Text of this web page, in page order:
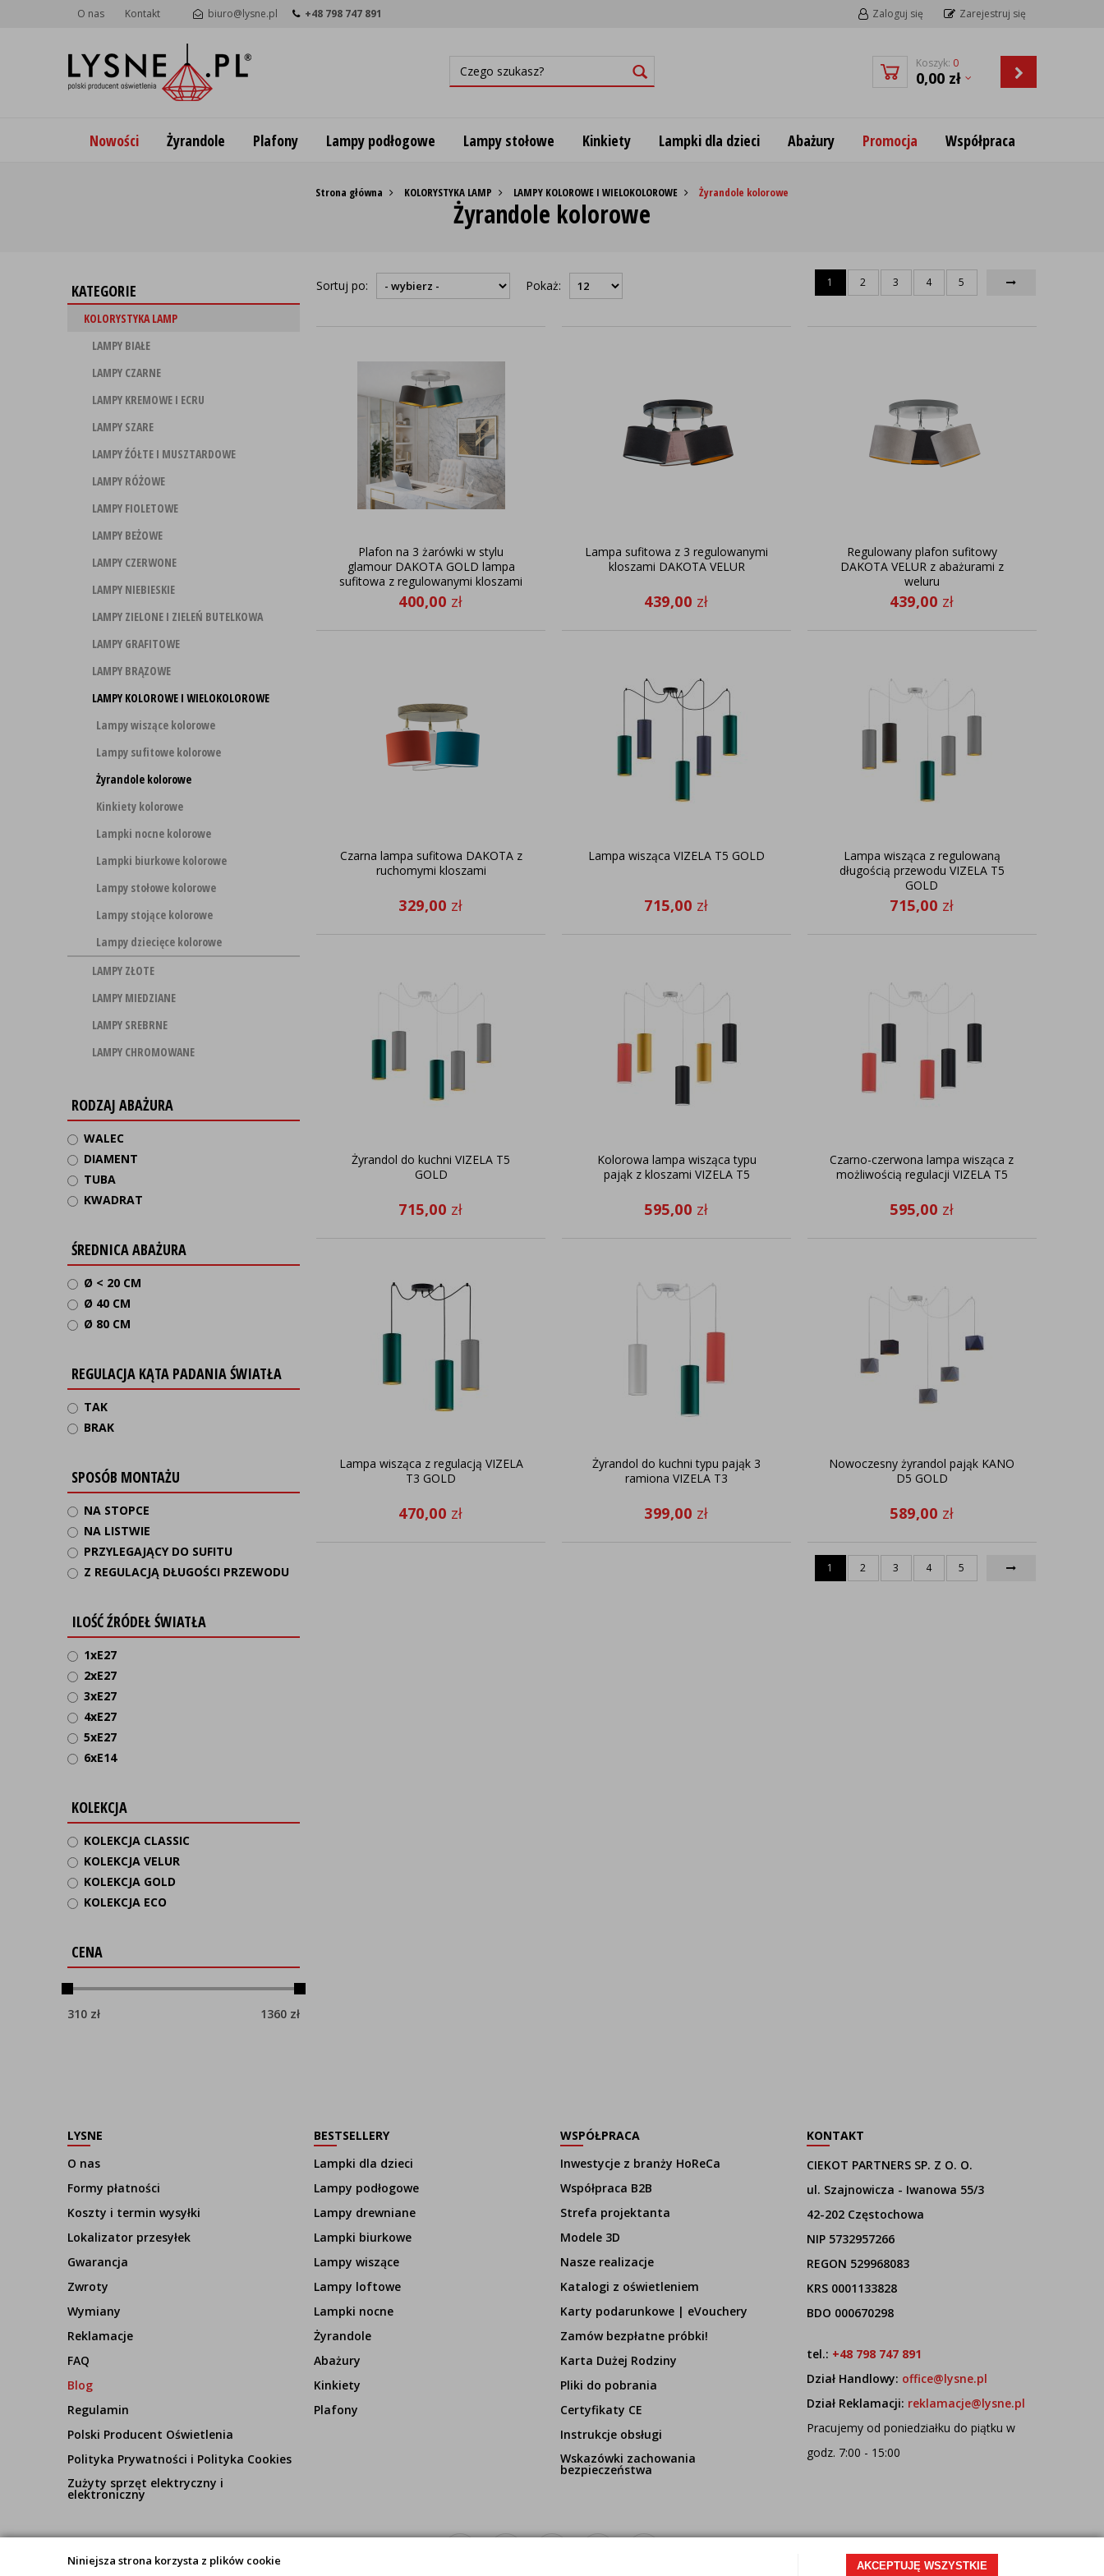
Niniejsza strona korzysta z plików cookie AKCEPTUJĘ WSZYSTKIE
O nas Kontakt biuro@lysne.pl +48 798 747 891 Zaloguj się Zarejestruj się
Koszyk: 0
0,00 zł
Nowości Żyrandole Plafony Lampy podłogowe Lampy stołowe Kinkiety Lampki dla dzieci Abażury Promocja Współpraca
Strona główna KOLORYSTYKA LAMP LAMPY KOLOROWE I WIELOKOLOROWE Żyrandole kolorowe
Żyrandole kolorowe
KATEGORIE
KOLORYSTYKA LAMP
LAMPY BIAŁE
LAMPY CZARNE
LAMPY KREMOWE I ECRU
LAMPY SZARE
LAMPY ŹÓŁTE I MUSZTARDOWE
LAMPY RÓŻOWE
LAMPY FIOLETOWE
LAMPY BEŻOWE
LAMPY CZERWONE
LAMPY NIEBIESKIE
LAMPY ZIELONE I ZIELEŃ BUTELKOWA
LAMPY GRAFITOWE
LAMPY BRĄZOWE
LAMPY KOLOROWE I WIELOKOLOROWE
Lampy wiszące kolorowe
Lampy sufitowe kolorowe
Żyrandole kolorowe
Kinkiety kolorowe
Lampki nocne kolorowe
Lampki biurkowe kolorowe
Lampy stołowe kolorowe
Lampy stojące kolorowe
Lampy dziecięce kolorowe
LAMPY ZŁOTE
LAMPY MIEDZIANE
LAMPY SREBRNE
LAMPY CHROMOWANE
RODZAJ ABAŻURA
WALEC
DIAMENT
TUBA
KWADRAT
ŚREDNICA ABAŻURA
Ø < 20 CM
Ø 40 CM
Ø 80 CM
REGULACJA KĄTA PADANIA ŚWIATŁA
TAK
BRAK
SPOSÓB MONTAŻU
NA STOPCE
NA LISTWIE
PRZYLEGAJĄCY DO SUFITU
Z REGULACJĄ DŁUGOŚCI PRZEWODU
ILOŚĆ ŹRÓDEŁ ŚWIATŁA
1xE27
2xE27
3xE27
4xE27
5xE27
6xE14
KOLEKCJA
KOLEKCJA CLASSIC
KOLEKCJA VELUR
KOLEKCJA GOLD
KOLEKCJA ECO
CENA
310 zł 1360 zł
Sortuj po: Pokaż: 1 2 3 4 5
Plafon na 3 żarówki w stylu
glamour DAKOTA GOLD lampa
sufitowa z regulowanymi kloszami
400,00 zł
Lampa sufitowa z 3 regulowanymi
kloszami DAKOTA VELUR
439,00 zł
Regulowany plafon sufitowy
DAKOTA VELUR z abażurami z
weluru
439,00 zł
Czarna lampa sufitowa DAKOTA z
ruchomymi kloszami
329,00 zł
Lampa wisząca VIZELA T5 GOLD
715,00 zł
Lampa wisząca z regulowaną
długością przewodu VIZELA T5
GOLD
715,00 zł
Żyrandol do kuchni VIZELA T5
GOLD
715,00 zł
Kolorowa lampa wisząca typu
pająk z kloszami VIZELA T5
595,00 zł
Czarno-czerwona lampa wisząca z
możliwością regulacji VIZELA T5
595,00 zł
Lampa wisząca z regulacją VIZELA
T3 GOLD
470,00 zł
Żyrandol do kuchni typu pająk 3
ramiona VIZELA T3
399,00 zł
Nowoczesny żyrandol pająk KANO
D5 GOLD
589,00 zł
1 2 3 4 5
LYSNE
O nas
Formy płatności
Koszty i termin wysyłki
Lokalizator przesyłek
Gwarancja
Zwroty
Wymiany
Reklamacje
FAQ
Blog
Regulamin
Polski Producent Oświetlenia
Polityka Prywatności i Polityka Cookies
Zużyty sprzęt elektryczny i
elektroniczny
BESTSELLERY
Lampki dla dzieci
Lampy podłogowe
Lampy drewniane
Lampki biurkowe
Lampy wiszące
Lampy loftowe
Lampki nocne
Żyrandole
Abażury
Kinkiety
Plafony
WSPÓŁPRACA
Inwestycje z branży HoReCa
Współpraca B2B
Strefa projektanta
Modele 3D
Nasze realizacje
Katalogi z oświetleniem
Karty podarunkowe | eVouchery
Zamów bezpłatne próbki!
Karta Dużej Rodziny
Pliki do pobrania
Certyfikaty CE
Instrukcje obsługi
Wskazówki zachowania
bezpieczeństwa
KONTAKT
CIEKOT PARTNERS SP. Z O. O.
ul. Szajnowicza - Iwanowa 55/3
42-202 Częstochowa
NIP 5732957266
REGON 529968083
KRS 0001133828
BDO 000670298
tel.: +48 798 747 891
Dział Handlowy: office@lysne.pl
Dział Reklamacji: reklamacje@lysne.pl
Pracujemy od poniedziałku do piątku w
godz. 7:00 - 15:00